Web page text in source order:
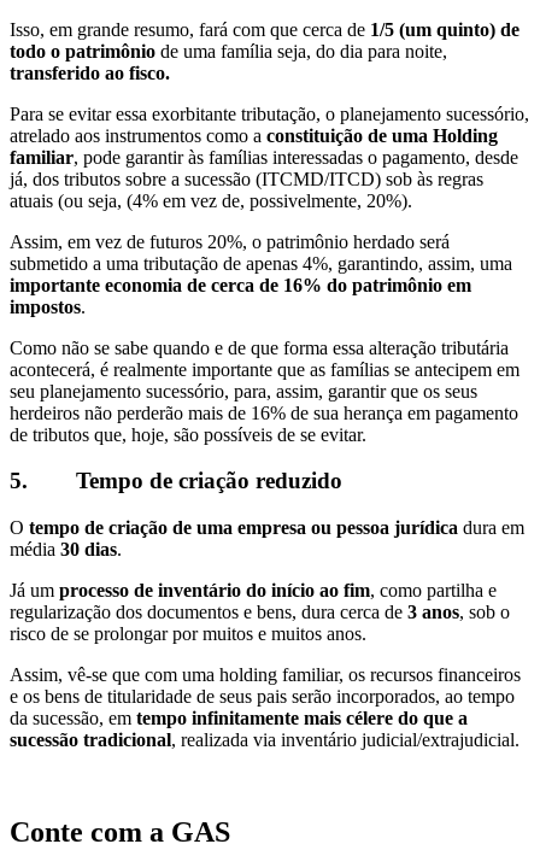
Isso, em grande resumo, fará com que cerca de 1/5 (um quinto) de
todo o patrimônio de uma família seja, do dia para noite,
transferido ao fisco.
Para se evitar essa exorbitante tributação, o planejamento sucessório,
atrelado aos instrumentos como a constituição de uma Holding
familiar, pode garantir às famílias interessadas o pagamento, desde
já, dos tributos sobre a sucessão (ITCMD/ITCD) sob às regras
atuais (ou seja, (4% em vez de, possivelmente, 20%).
Assim, em vez de futuros 20%, o patrimônio herdado será
submetido a uma tributação de apenas 4%, garantindo, assim, uma
importante economia de cerca de 16% do patrimônio em
impostos.
Como não se sabe quando e de que forma essa alteração tributária
acontecerá, é realmente importante que as famílias se antecipem em
seu planejamento sucessório, para, assim, garantir que os seus
herdeiros não perderão mais de 16% de sua herança em pagamento
de tributos que, hoje, são possíveis de se evitar.
5. Tempo de criação reduzido
O tempo de criação de uma empresa ou pessoa jurídica dura em
média 30 dias.
Já um processo de inventário do início ao fim, como partilha e
regularização dos documentos e bens, dura cerca de 3 anos, sob o
risco de se prolongar por muitos e muitos anos.
Assim, vê-se que com uma holding familiar, os recursos financeiros
e os bens de titularidade de seus pais serão incorporados, ao tempo
da sucessão, em tempo infinitamente mais célere do que a
sucessão tradicional, realizada via inventário judicial/extrajudicial.
Conte com a GAS